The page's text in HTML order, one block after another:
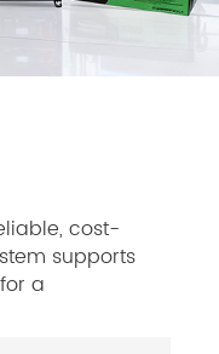
cost-
supports
a